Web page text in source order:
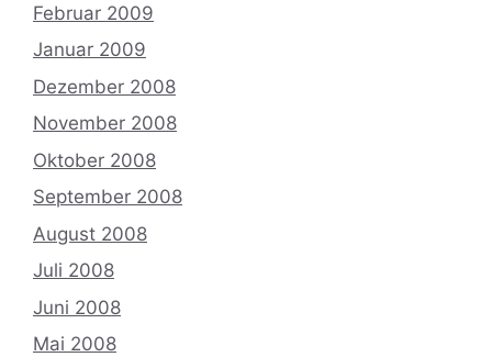
Februar 2009
Januar 2009
Dezember 2008
November 2008
Oktober 2008
September 2008
August 2008
Juli 2008
Juni 2008
Mai 2008